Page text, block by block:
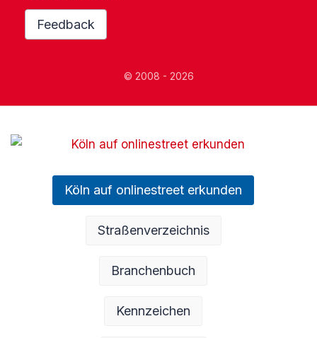
Feedback
© 2008 - 2026
Köln auf onlinestreet erkunden
Straßenverzeichnis
Branchenbuch
Kennzeichen